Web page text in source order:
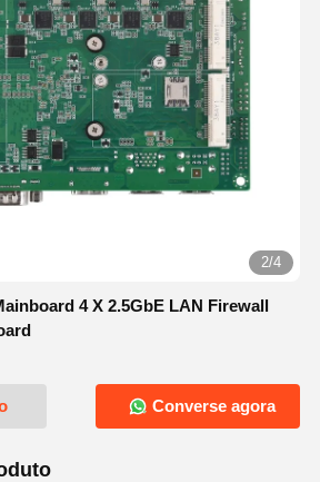
2/4
4 X 2.5GbE LAN Firewall
Converse agora